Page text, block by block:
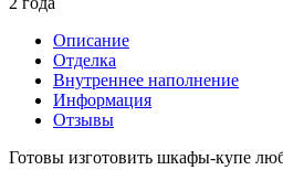
Описание
Отделка
Внутреннее наполнение
Информация
Отзывы
Готовы изготовить шкафы-купе